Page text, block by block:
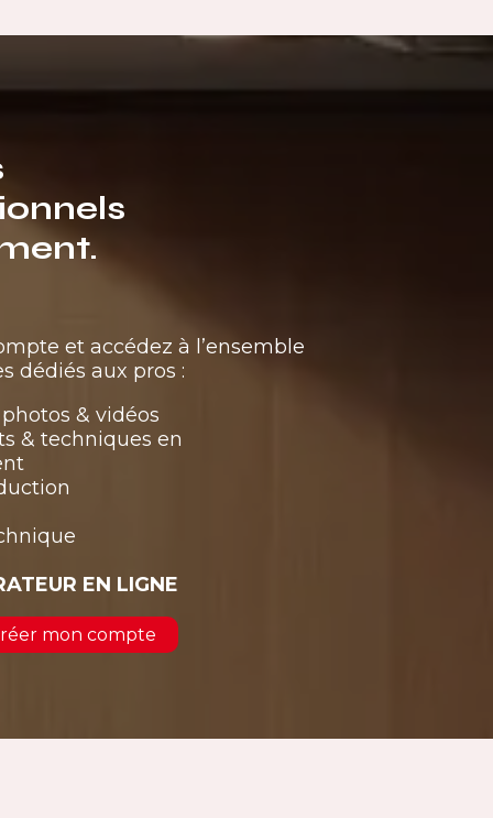
et accédez à l’ensemble
dédiés aux pros :
& vidéos
& techniques en
EN LIGNE
mon compte